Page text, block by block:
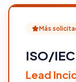
Más
ISO/
Lead